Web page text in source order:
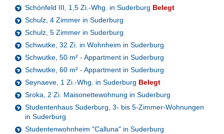
Schönfeld III, 1,5 Zi.-Whg. in Suderburg Belegt
Schulz, 4 Zimmer in Suderburg
Schulz, 5 Zimmer in Suderburg
Schwutke, 32 Zi. in Wohnheim in Suderburg
Schwutke, 50 m² - Appartment in Suderburg
Schwutke, 60 m² - Appartment in Suderburg
Seynaeve, 1 Zi.-Whg. in Suderburg Belegt
Sroka, 2 Zi. Maisonettewohnung in Suderburg
Studentenhaus Suderburg, 3- bis 5-Zimmer-Wohnungen
in Suderburg
Studentenwohnheim "Calluna" in Suderburg